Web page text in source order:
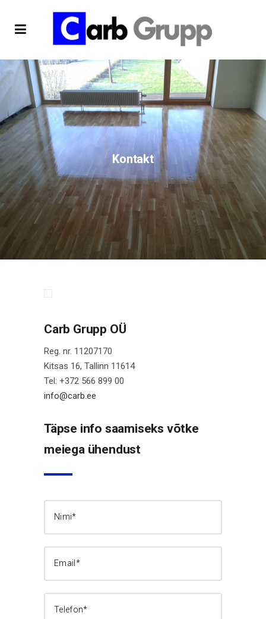
Kontakt
Carb Grupp OÜ
Reg. nr. 11207170
Kitsas 16, Tallinn 11614
Tel: +372 566 899 00
info@carb.ee
Täpse info saamiseks võtke
meiega ühendust